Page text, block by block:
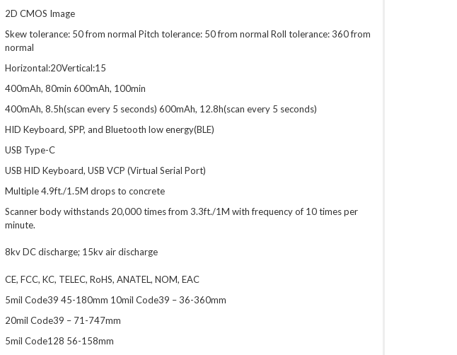
2D CMOS Image
Skew tolerance: 50 from normal Pitch tolerance: 50 from normal Roll tolerance: 360 from
normal
Horizontal:20Vertical:15
400mAh, 80min 600mAh, 100min
400mAh, 8.5h(scan every 5 seconds) 600mAh, 12.8h(scan every 5 seconds)
HID Keyboard, SPP, and Bluetooth low energy(BLE)
USB Type-C
USB HID Keyboard, USB VCP (Virtual Serial Port)
Multiple 4.9ft./1.5M drops to concrete
Scanner body withstands 20,000 times from 3.3ft./1M with frequency of 10 times per
minute.
8kv DC discharge; 15kv air discharge
CE, FCC, KC, TELEC, RoHS, ANATEL, NOM, EAC
5mil Code39 45-180mm 10mil Code39 – 36-360mm
20mil Code39 – 71-747mm
5mil Code128 56-158mm